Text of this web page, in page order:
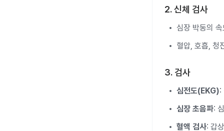
2. 신체 검사
심장 박동의
혈압, 호흡, 청
3. 검사
심전도(EKG):
심장 초음파:
혈액 검사: 갑